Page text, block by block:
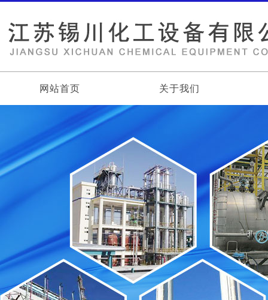
网站首页 关于我们